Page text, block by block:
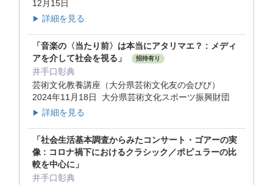
12月15日
▶ 詳細を見る
「音楽の〈当たり前〉は本当にアタリマエ？ : メディ
アを介して社会を視る」
招待有り
井手口彰典
芸術文化教養講座（大分県芸術文化友の会びび）
2024年11月18日 大分県芸術文化スポーツ振興財団
▶ 詳細を見る
「社会生活基本調査からみたコンサート・ゴアーの実
像 : コロナ禍下におけるクラシック／ポピュラーの比
較を中心に」
井手口彰典